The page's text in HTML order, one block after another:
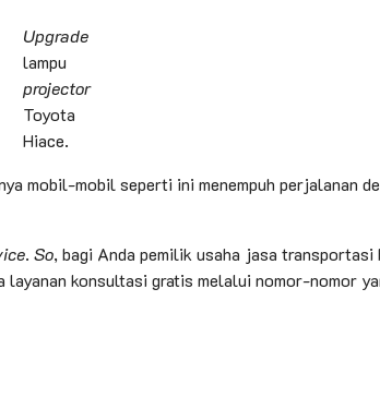
Upgrade
lampu
projector
Toyota
Hiace.
mobil-mobil seperti ini menempuh perjalanan
. So, bagi Anda pemilik usaha jasa
layanan konsultasi gratis melalui nomor-